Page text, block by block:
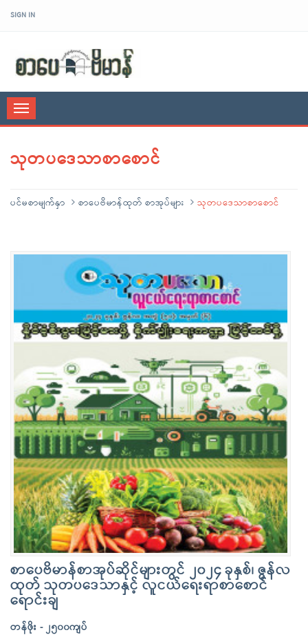
SIGN IN
Toggle
navigation
သုတပဒေသာစာစောင်
ပင်မစာမျက်နှာ စာပေဗိမာန်ထုတ် စာအုပ်များ သုတပဒေသာစာစောင်
စာပေဗိမာန်စာအုပ်ဆိုင်များတွင် ၂၀၂၄ ခုနှစ်၊ ဇွန်လ
ထုတ် သုတပဒေသာနှင့် လူငယ်ရေးရာစာစောင်
ရောင်းချ
တန်ဖိုး - ၂၅၀၀ကျပ်